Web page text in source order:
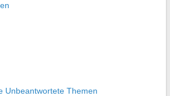
Unbeantwortete Themen